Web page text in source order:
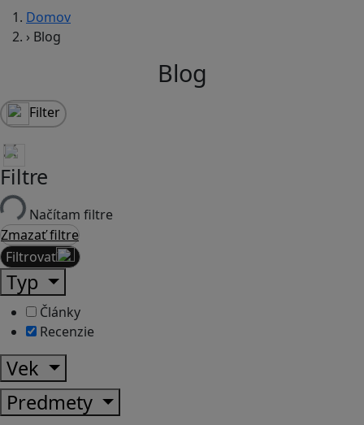
Domov
› Blog
Blog
Filter
Filtre
Načítam filtre
Zmazať filtre
Filtrovať
Typ
Články
Recenzie
Vek
Predmety